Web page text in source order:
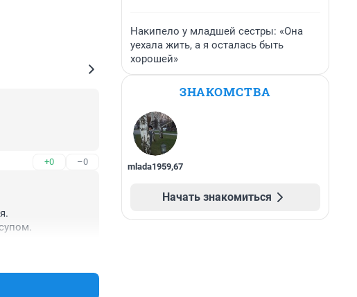
+0 –0
Накипело у младшей сестры: «Она
уехала жить, а я осталась быть
хорошей»
ЗНАКОМСТВА
mlada1959,67
Начать знакомиться